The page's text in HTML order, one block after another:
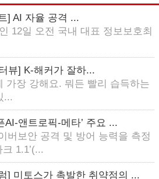
] AI 자율 공격 ...
12일 오전 국내 대표 정보보호최
뷰] K-해커가 잘하...
가장 강해요. 뭐든 빨리 습득하는
...
AI-앤트로픽-메타’ 주요 ...
버보안 공격 및 방어 능력을 측정
1.1’(...
] 미토스가 촉발한 취약점의 ...